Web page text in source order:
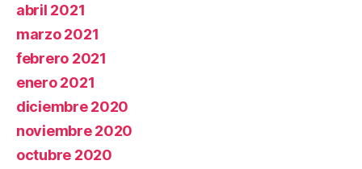
abril 2021
marzo 2021
febrero 2021
enero 2021
diciembre 2020
noviembre 2020
octubre 2020